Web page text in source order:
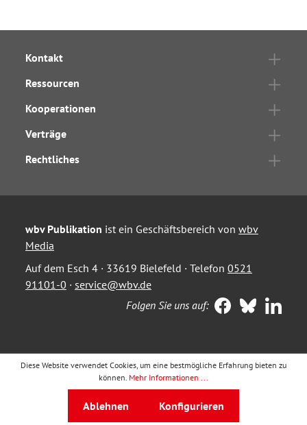
Kontakt
Ressourcen
Kooperationen
Verträge
Rechtliches
wbv Publikation ist ein Geschäftsbereich von wbv
Media
Auf dem Esch 4 · 33619 Bielefeld · Telefon 0521
91101-0 · service@wbv.de
Folgen Sie uns auf:
Diese Website verwendet Cookies, um eine bestmögliche Erfahrung bieten zu
können. Mehr Informationen ...
Ablehnen Konfigurieren